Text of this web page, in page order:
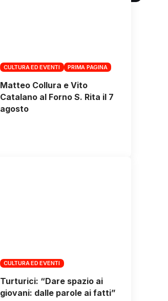
CULTURA ED EVENTI PRIMA PAGINA
Matteo Collura e Vito
Catalano al Forno S. Rita il 7
agosto
CULTURA ED EVENTI
Turturici: “Dare spazio ai
giovani: dalle parole ai fatti”